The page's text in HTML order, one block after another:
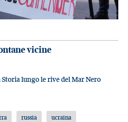
vicine
lungo le rive del Mar Nero
russia ucraina